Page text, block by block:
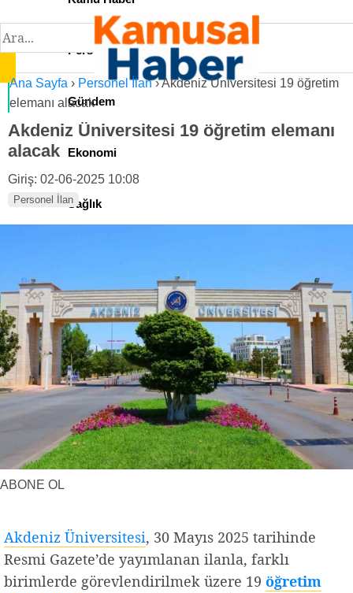
Personel İlan
Gündem
Ekonomi
Sağlık
Spor
Yerel Haberler
Faydalı Bilgiler
Ana Sayfa › Personel İlan›Akdeniz Üniversitesi 19 öğretim
elemanı alacak
Akdeniz Üniversitesi 19 öğretim elemanı
alacak
Giriş: 02-06-2025 10:08
Personel İlan
ABONE OL
Akdeniz Üniversitesi, 30 Mayıs 2025 tarihinde
Resmi Gazete’de yayımlanan ilanla, farklı
birimlerde görevlendirilmek üzere 19 öğretim